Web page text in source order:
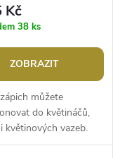
Kč
38 ks
ZOBRAZIT
můžete
do květináčů,
květinových vazeb.
se bude vyjímat ve